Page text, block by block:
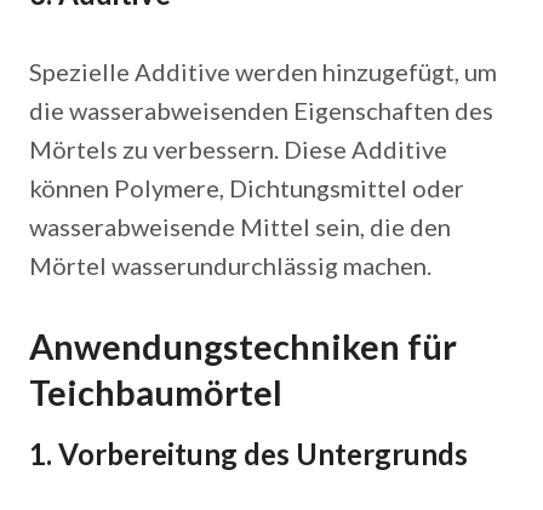
Spezielle Additive werden hinzugefügt, um
die wasserabweisenden Eigenschaften des
Mörtels zu verbessern. Diese Additive
können Polymere, Dichtungsmittel oder
wasserabweisende Mittel sein, die den
Mörtel wasserundurchlässig machen.
Anwendungstechniken für
Teichbaumörtel
1. Vorbereitung des Untergrunds